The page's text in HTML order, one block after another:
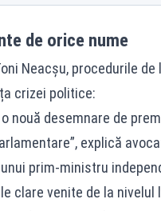
de orice nume
Neacșu, procedurile de
crizei politice:
nouă desemnare de
explică
prim-ministru
clare venite de la nivelul